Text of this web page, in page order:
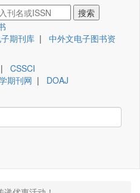
期刊库 | 中外文电子图书资
| CSSCI
期刊网 | DOAJ